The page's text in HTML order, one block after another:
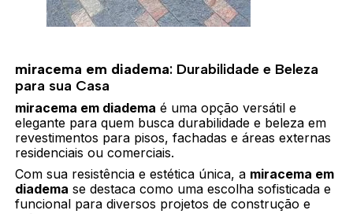
miracema em diadema: Durabilidade e Beleza
para sua Casa
miracema em diadema é uma opção versátil e
elegante para quem busca durabilidade e beleza em
revestimentos para pisos, fachadas e áreas externas
residenciais ou comerciais.
Com sua resistência e estética única, a miracema em
diadema se destaca como uma escolha sofisticada e
funcional para diversos projetos de construção e